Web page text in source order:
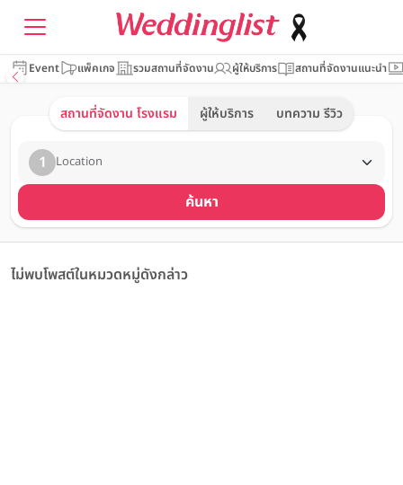
Event แพ็คเกจ รวมสถานที่จัดงาน ผู้ให้บริการ สถานที่จัดงานแนะนำ
สถานที่จัดงาน โรงแรม ผู้ให้บริการ บทความ รีวิว
1 Location
ค้นหา
ไม่พบโพสต์ในหมวดหมู่ดังกล่าว